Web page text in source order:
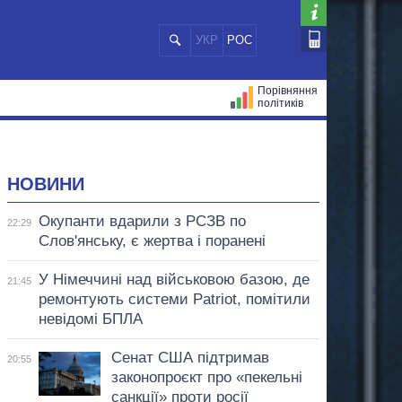
УКР РОС
Порівняння
політиків
НОВИНИ
22:29
Окупанти вдарили з РСЗВ по
Слов'янську, є жертва і поранені
21:45
У Німеччині над військовою базою, де
ремонтують системи Patriot, помітили
невідомі БПЛА
20:55
Сенат США підтримав
законопроєкт про «пекельні
санкції» проти росії